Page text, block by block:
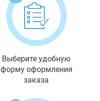
Выберите удобную
форму оформления
заказа